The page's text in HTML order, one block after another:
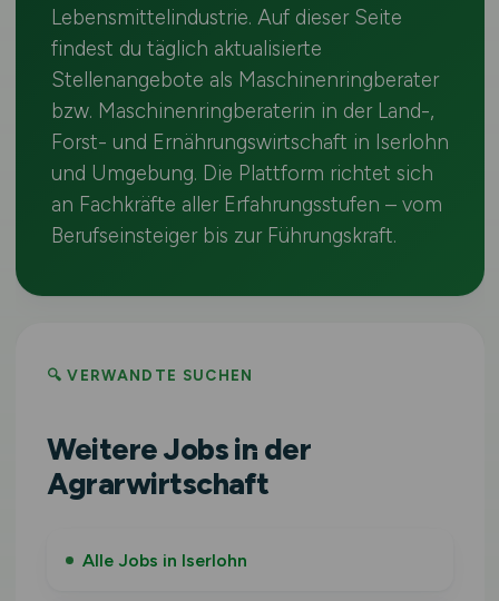
Lebensmittelindustrie. Auf dieser Seite
findest du täglich aktualisierte
Stellenangebote als Maschinenringberater
bzw. Maschinenringberaterin in der Land-,
Forst- und Ernährungswirtschaft in Iserlohn
und Umgebung. Die Plattform richtet sich
an Fachkräfte aller Erfahrungsstufen – vom
Berufseinsteiger bis zur Führungskraft.
🔍 VERWANDTE SUCHEN
Weitere Jobs in der
Agrarwirtschaft
Alle Jobs in Iserlohn